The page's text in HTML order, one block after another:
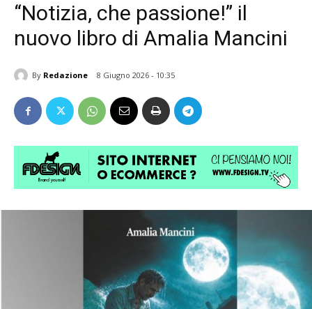
“Notizia, che passione!” il
nuovo libro di Amalia Mancini
By Redazione 8 Giugno 2026 - 10:35